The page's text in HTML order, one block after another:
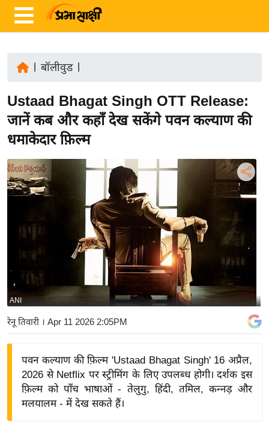
ज़ा
ख
ब
र
रा
ष्ट्री
य
बि
ज़
ने
द्यो
बॉलीवुड|
Ustaad Bhagat Singh OTT Release:
जानें कब और कहाँ देख सकेंगे पवन कल्याण की
धमाकेदार फ़िल्म
ANI
रेनू तिवारी । Apr 11 2026 2:05PM
पवन कल्याण की फ़िल्म 'Ustaad Bhagat Singh' 16 अप्रैल,
2026 से Netflix पर स्ट्रीमिंग के लिए उपलब्ध होगी। दर्शक इस
फ़िल्म को पाँच भाषाओं - तेलुगु, हिंदी, तमिल, कन्नड़ और
मलयालम - में देख सकते हैं।